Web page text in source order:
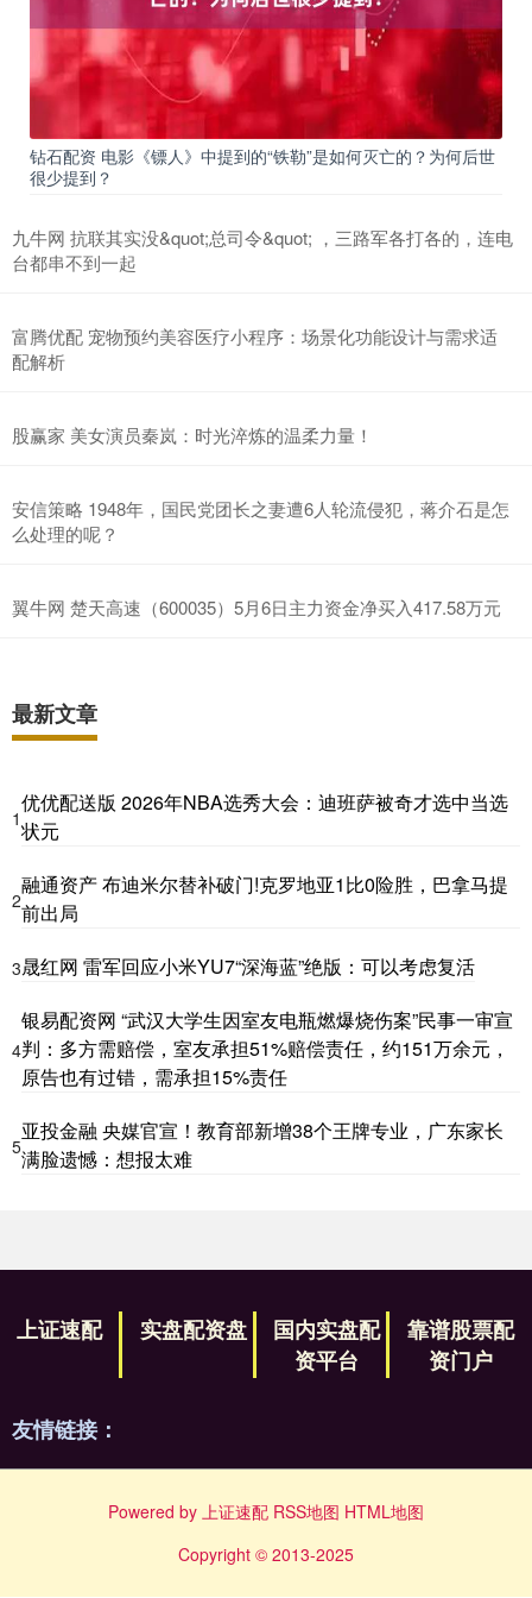
钻石配资 电影《镖人》中提到的“铁勒”是如何灭亡的？为何后世
很少提到？
九牛网 抗联其实没&quot;总司令&quot; ，三路军各打各的，连电
台都串不到一起
富腾优配 宠物预约美容医疗小程序：场景化功能设计与需求适
配解析
股赢家 美女演员秦岚：时光淬炼的温柔力量！
安信策略 1948年，国民党团长之妻遭6人轮流侵犯，蒋介石是怎
么处理的呢？
翼牛网 楚天高速（600035）5月6日主力资金净买入417.58万元
最新文章
1
优优配送版 2026年NBA选秀大会：迪班萨被奇才选中当选
状元
2
融通资产 布迪米尔替补破门!克罗地亚1比0险胜，巴拿马提
前出局
3晟红网 雷军回应小米YU7“深海蓝”绝版：可以考虑复活
4
银易配资网 “武汉大学生因室友电瓶燃爆烧伤案”民事一审宣
判：多方需赔偿，室友承担51%赔偿责任，约151万余元，
原告也有过错，需承担15%责任
5
亚投金融 央媒官宣！教育部新增38个王牌专业，广东家长
满脸遗憾：想报太难
上证速配 实盘配资盘
国内实盘配
资平台
靠谱股票配
资门户
友情链接：
Powered by 上证速配 RSS地图 HTML地图
Copyright © 2013-2025